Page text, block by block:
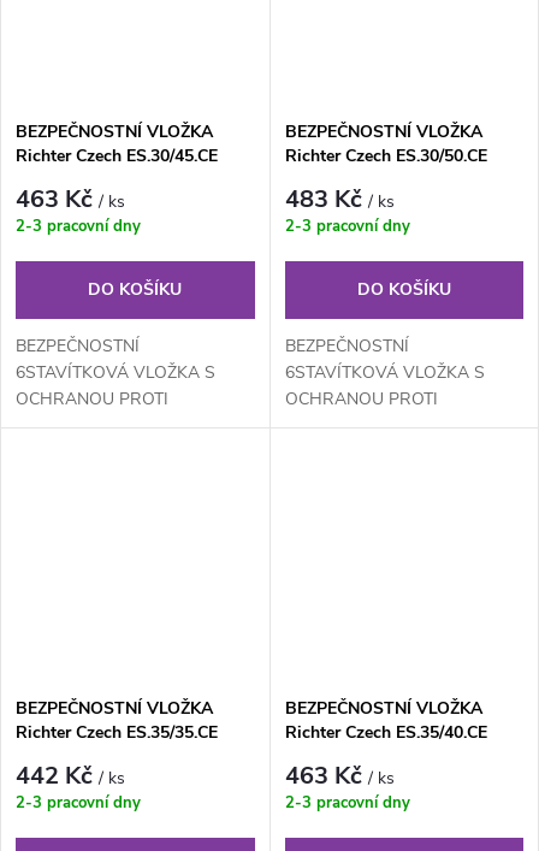
BEZPEČNOSTNÍ VLOŽKA
Richter Czech ES.30/45.CE
463 Kč/ ks
2-3 pracovní dny
DO KOŠÍKU
BEZPEČNOSTNÍ
6STAVÍTKOVÁ VLOŽKA S
OCHRANOU PROTI
ODVRTÁNÍ, BUMPINGU A
BEZPEČNOSTNÍ VLOŽKA
Richter Czech ES.30/50.CE
483 Kč/ ks
2-3 pracovní dny
DO KOŠÍKU
BEZPEČNOSTNÍ
6STAVÍTKOVÁ VLOŽKA S
OCHRANOU PROTI
ODVRTÁNÍ, BUMPINGU A
BEZPEČNOSTNÍ VLOŽKA
Richter Czech ES.35/35.CE
442 Kč/ ks
2-3 pracovní dny
BEZPEČNOSTNÍ VLOŽKA
Richter Czech ES.35/40.CE
463 Kč/ ks
2-3 pracovní dny